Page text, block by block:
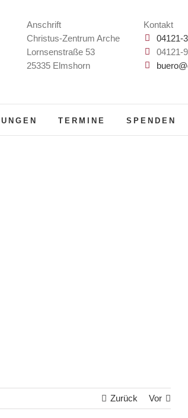
Anschrift
Christus-Zentrum Arche
Lornsenstraße 53
25335 Elmshorn
Kontakt
04121-
04121-
TERMINE SPENDEN
Zurück Vor